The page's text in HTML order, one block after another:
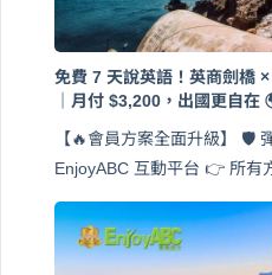
免費 7 天說英語！英商劍橋
｜月付 $3,200，出國更自在
【🔥會員方案全面升級】 🛡️
EnjoyABC 互動平台 👉 所有